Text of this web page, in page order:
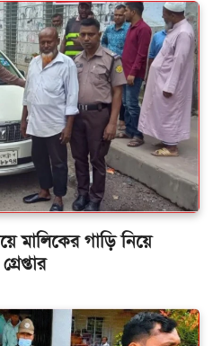
মালিকের গাড়ি নিয়ে